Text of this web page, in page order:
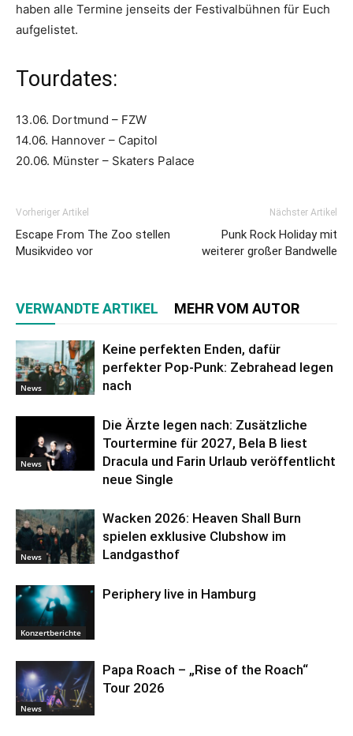
haben alle Termine jenseits der Festivalbühnen für Euch
aufgelistet.
Tourdates:
13.06. Dortmund – FZW
14.06. Hannover – Capitol
20.06. Münster – Skaters Palace
Vorheriger Artikel
Escape From The Zoo stellen
Musikvideo vor
Nächster Artikel
Punk Rock Holiday mit
weiterer großer Bandwelle
VERWANDTE ARTIKEL MEHR VOM AUTOR
News
Keine perfekten Enden, dafür
perfekter Pop-Punk: Zebrahead legen
nach
News
Die Ärzte legen nach: Zusätzliche
Tourtermine für 2027, Bela B liest
Dracula und Farin Urlaub veröffentlicht
neue Single
News
Wacken 2026: Heaven Shall Burn
spielen exklusive Clubshow im
Landgasthof
Konzertberichte
Periphery live in Hamburg
News
Papa Roach – „Rise of the Roach“
Tour 2026